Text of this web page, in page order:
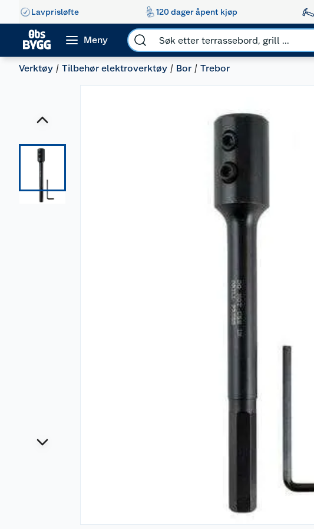
Lavprisløfte 120 dager åpent kjøp
Meny
Verktøy Tilbehør elektroverktøy Bor Trebor